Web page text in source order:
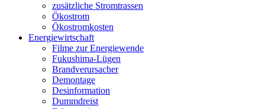
zusätzliche Stromtrassen
Ökostrom
Ökostromkosten
Energiewirtschaft
Filme zur Energiewende
Fukushima-Lügen
Brandverursacher
Demontage
Desinformation
Dummdreist